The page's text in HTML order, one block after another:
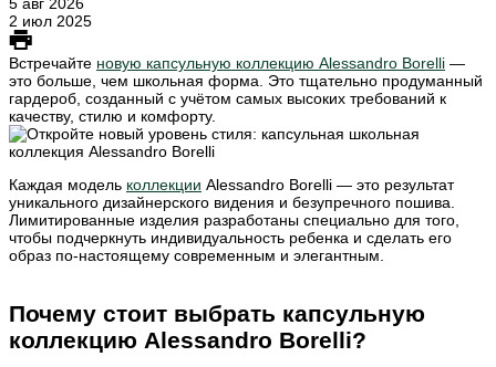
2 июл 2025
Встречайте новую капсульную коллекцию Alessandro Borelli —
это больше, чем школьная форма. Это тщательно продуманный
гардероб, созданный с учётом самых высоких требований к
качеству, стилю и комфорту.
Каждая модель коллекции Alessandro Borelli — это результат
уникального дизайнерского видения и безупречного пошива.
Лимитированные изделия разработаны специально для того,
чтобы подчеркнуть индивидуальность ребенка и сделать его
образ по-настоящему современным и элегантным.
Почему стоит выбрать капсульную
коллекцию Alessandro Borelli?